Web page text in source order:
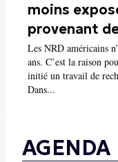
moins
provenant
Les NRD américains
ans. C’est la raison
initié un travail de
Dans...
AGENDA